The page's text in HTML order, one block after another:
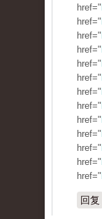
href="
href="
href="
href="
href="
href="
href="
href="
href="
href="
href="
href="
href="
回复